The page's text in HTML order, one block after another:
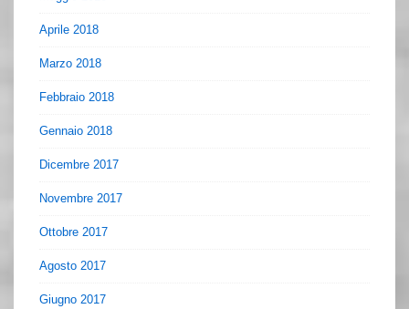
Aprile 2018
Marzo 2018
Febbraio 2018
Gennaio 2018
Dicembre 2017
Novembre 2017
Ottobre 2017
Agosto 2017
Giugno 2017